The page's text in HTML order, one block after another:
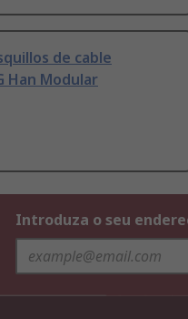
de cable
Han Modular
Introduza o seu